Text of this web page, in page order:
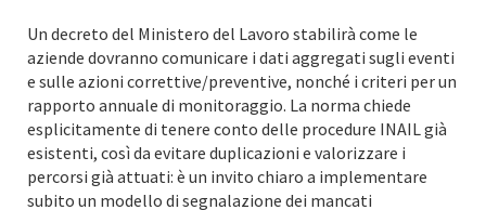
Un decreto del Ministero del Lavoro stabilirà come le
aziende dovranno comunicare i dati aggregati sugli eventi
e sulle azioni correttive/preventive, nonché i criteri per un
rapporto annuale di monitoraggio. La norma chiede
esplicitamente di tenere conto delle procedure INAIL già
esistenti, così da evitare duplicazioni e valorizzare i
percorsi già attuati: è un invito chiaro a implementare
subito un modello di segnalazione dei mancati